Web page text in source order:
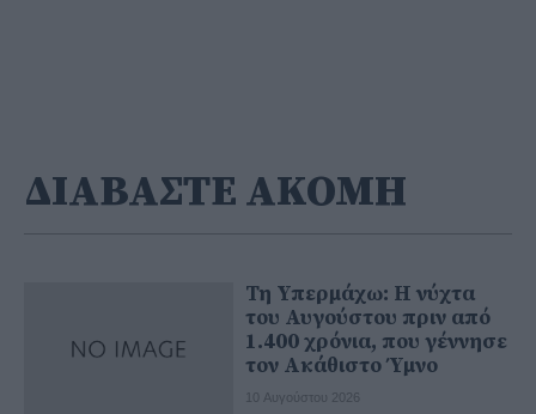
ΔΙΑΒΑΣΤΕ ΑΚΟΜΗ
Τη Υπερμάχω: Η νύχτα
του Αυγούστου πριν από
1.400 χρόνια, που γέννησε
τον Ακάθιστο Ύμνο
10 Αυγούστου 2026